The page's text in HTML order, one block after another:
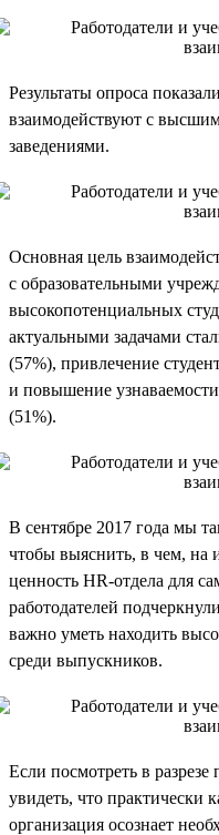
Результаты опроса
взаимодействуют с
заведениями.
Основная цель
с образовательными
высокопотенциальных
актуальными задачами
(57%), привлечение
и повышение
(51%).
В сентябре 2017 года мы
чтобы выяснить, в чем, на
ценность HR-отдела для
работодателей
важно уметь находить
среди выпускников.
Если посмотреть в
увидеть, что практически
организация осознает